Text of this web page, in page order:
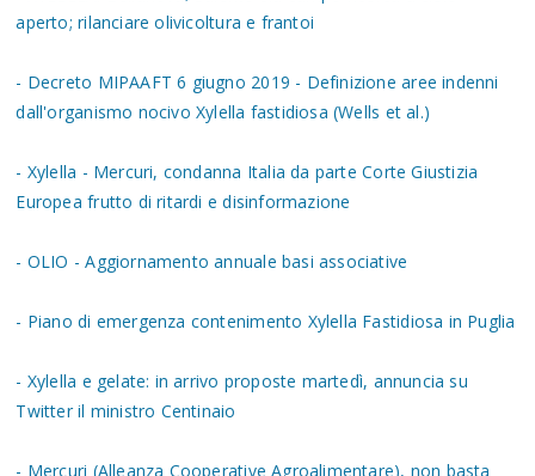
aperto; rilanciare olivicoltura e frantoi
- Decreto MIPAAFT 6 giugno 2019 - Definizione aree indenni
dall'organismo nocivo Xylella fastidiosa (Wells et al.)
- Xylella - Mercuri, condanna Italia da parte Corte Giustizia
Europea frutto di ritardi e disinformazione
- OLIO - Aggiornamento annuale basi associative
- Piano di emergenza contenimento Xylella Fastidiosa in Puglia
- Xylella e gelate: in arrivo proposte martedì, annuncia su
Twitter il ministro Centinaio
- Mercuri (Alleanza Cooperative Agroalimentare), non basta